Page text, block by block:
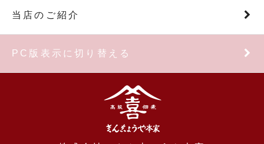
当店のご紹介
PC版表示に切り替える